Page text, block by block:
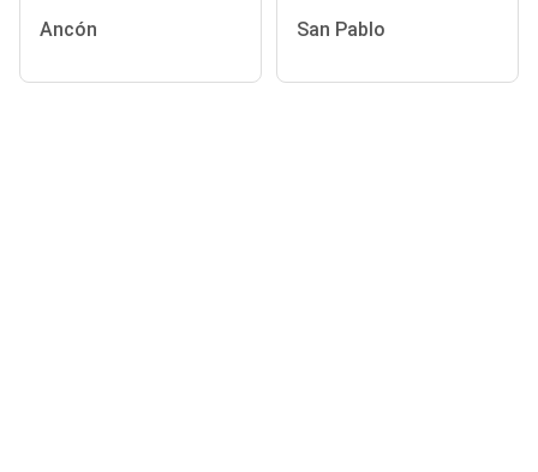
Ancón San Pablo